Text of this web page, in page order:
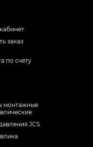
заказ
монтажные
JCS